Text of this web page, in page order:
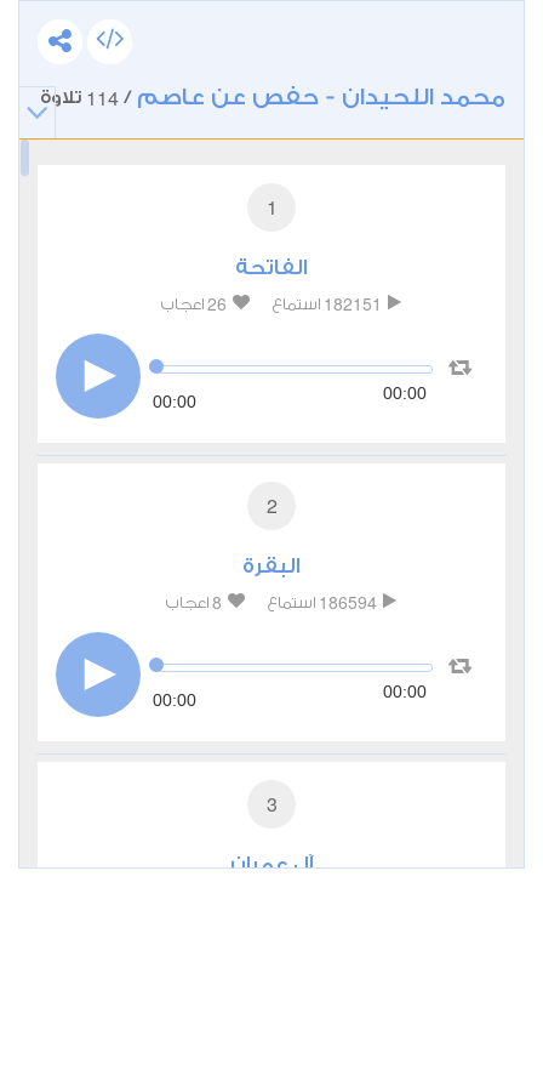
محمد اللحيدان - حفص عن عاصم /
114 تلاوة
1
الفاتحة
182151 استماع 26 اعجاب
00:00 00:00
2
البقرة
186594 استماع 8 اعجاب
00:00 00:00
3
آل عمران